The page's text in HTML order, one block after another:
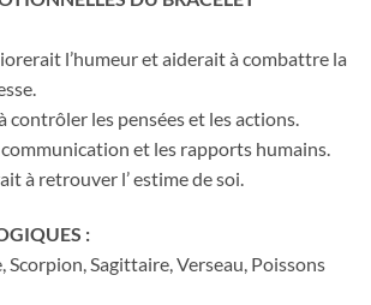
l’humeur et aiderait à combattre la
contrôler les pensées et les actions.
et les rapports humains.
à retrouver l’ estime de soi.
:
Scorpion, Sagittaire, Verseau, Poissons